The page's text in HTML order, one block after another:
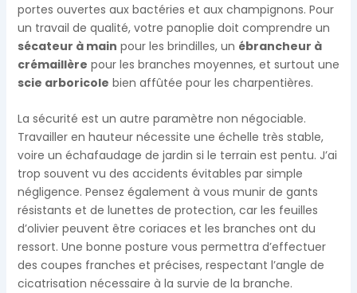
portes ouvertes aux bactéries et aux champignons. Pour
un travail de qualité, votre panoplie doit comprendre un
sécateur à main pour les brindilles, un ébrancheur à
crémaillère pour les branches moyennes, et surtout une
scie arboricole bien affûtée pour les charpentières.
La sécurité est un autre paramètre non négociable.
Travailler en hauteur nécessite une échelle très stable,
voire un échafaudage de jardin si le terrain est pentu. J’ai
trop souvent vu des accidents évitables par simple
négligence. Pensez également à vous munir de gants
résistants et de lunettes de protection, car les feuilles
d’olivier peuvent être coriaces et les branches ont du
ressort. Une bonne posture vous permettra d’effectuer
des coupes franches et précises, respectant l’angle de
cicatrisation nécessaire à la survie de la branche.